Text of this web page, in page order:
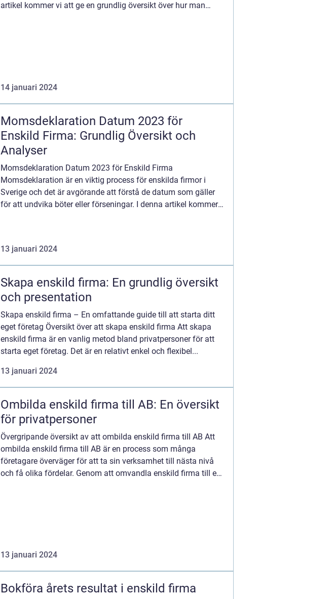
artikel kommer vi att ge en grundlig översikt över hur man
14 januari 2024
Momsdeklaration Datum 2023 för
Enskild Firma: Grundlig Översikt och
Analyser
Momsdeklaration Datum 2023 för Enskild Firma
Momsdeklaration är en viktig process för enskilda firmor i
Sverige och det är avgörande att förstå de datum som gäller
för att undvika böter eller förseningar. I denna artikel kommer
13 januari 2024
Skapa enskild firma: En grundlig översikt
och presentation
Skapa enskild firma – En omfattande guide till att starta ditt
eget företag Översikt över att skapa enskild firma Att skapa
enskild firma är en vanlig metod bland privatpersoner för att
starta eget företag. Det är en relativt enkel och flexibel...
13 januari 2024
Ombilda enskild firma till AB: En översikt
för privatpersoner
Övergripande översikt av att ombilda enskild firma till AB Att
ombilda enskild firma till AB är en process som många
företagare överväger för att ta sin verksamhet till nästa nivå
och få olika fördelar. Genom att omvandla enskild firma till ett
13 januari 2024
Bokföra årets resultat i enskild firma